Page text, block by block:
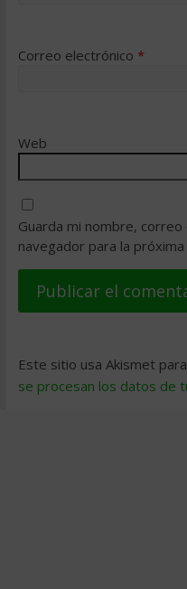
Correo electrónico *
Web
Guarda mi nombre,
navegador para la
Este sitio usa Akismet
se procesan los datos de